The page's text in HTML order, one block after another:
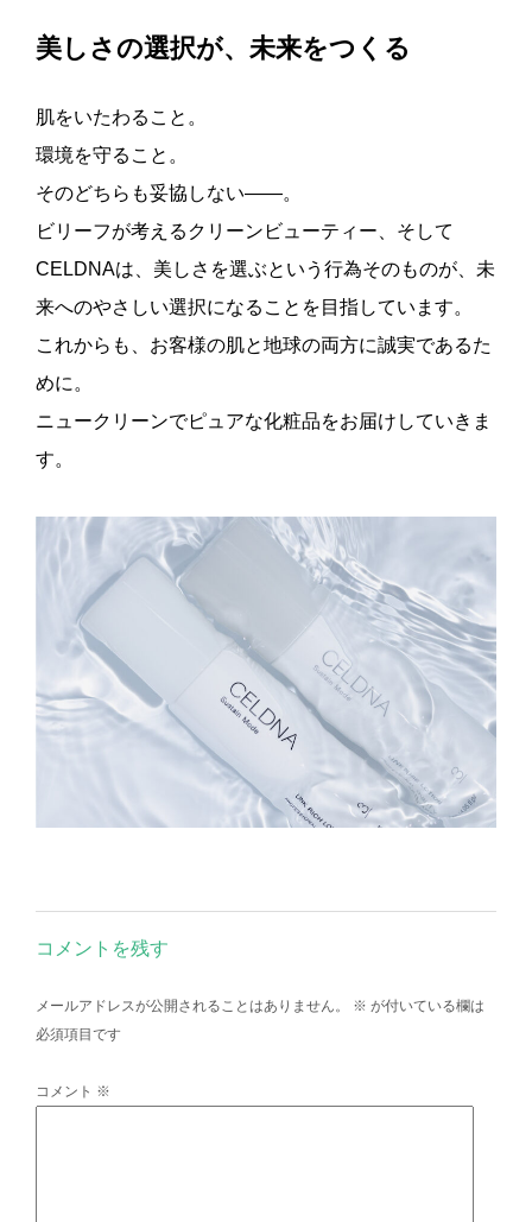
美しさの選択が、未来をつくる
肌をいたわること。
環境を守ること。
そのどちらも妥協しない——。
ビリーフが考えるクリーンビューティー、そして
CELDNAは、美しさを選ぶという行為そのものが、未
来へのやさしい選択になることを目指しています。
これからも、お客様の肌と地球の両方に誠実であるた
めに。
ニュークリーンでピュアな化粧品をお届けしていきま
す。
コメントを残す
メールアドレスが公開されることはありません。 ※ が付いている欄は
必須項目です
コメント ※